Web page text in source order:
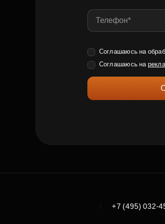
Соглашаюсь на
Соглашаюсь на
+7 (495) 032-